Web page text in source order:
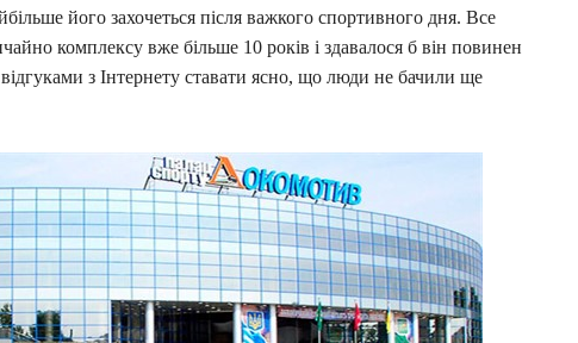
його захочеться після важкого спортивного дня. Все
комплексу вже більше 10 років і здавалося б він повинен
з Інтернету ставати ясно, що люди не бачили ще